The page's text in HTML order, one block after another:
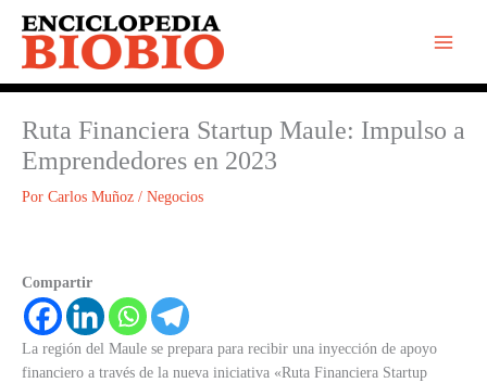
contenido
Ruta Financiera Startup Maule: Impulso a
Emprendedores en 2023
Por Carlos Muñoz / Negocios
Compartir
La región del Maule se prepara para recibir una inyección de apoyo
financiero a través de la nueva iniciativa «Ruta Financiera Startup